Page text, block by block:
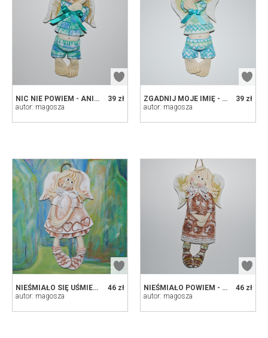
39 zł
NIC NIE POWIEM - ANIOŁEK Z MASY SOLNEJ, PREZENT, DEKORACJA
autor: magosza
39 zł
ZGADNIJ MOJE IMIĘ - ANIOŁEK Z MASY SOLNEJ, PREZENT, DEKORACJA
autor: magosza
46 zł
NIEŚMIAŁO SIĘ UŚMIECHAM - ANIOŁEK Z MASY SOLNEJ, PREZENT, DEKORACJA
autor: magosza
46 zł
NIEŚMIAŁO POWIEM - ANIOŁEK Z MASY SOLNEJ, PREZENT, DEKORACJ
autor: magosza